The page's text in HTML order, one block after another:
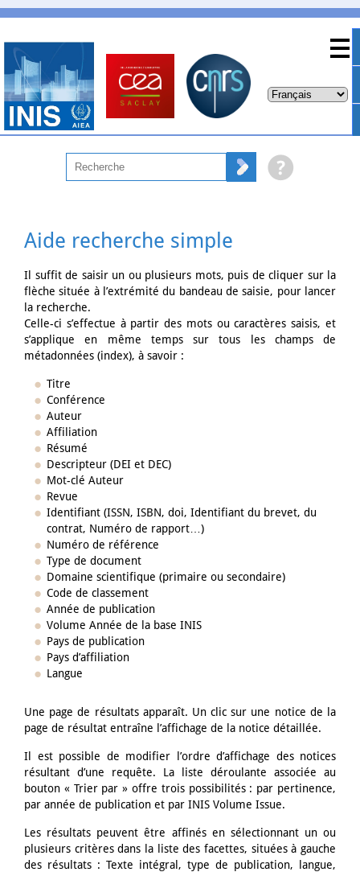
Aide recherche simple
Il suffit de saisir un ou plusieurs mots, puis de cliquer sur la
flèche située à l’extrémité du bandeau de saisie, pour lancer
la recherche.
Celle-ci s’effectue à partir des mots ou caractères saisis, et
s’applique en même temps sur tous les champs de
métadonnées (index), à savoir :
Titre
Conférence
Auteur
Affiliation
Résumé
Descripteur (DEI et DEC)
Mot-clé Auteur
Revue
Identifiant (ISSN, ISBN, doi, Identifiant du brevet, du
contrat, Numéro de rapport…)
Numéro de référence
Type de document
Domaine scientifique (primaire ou secondaire)
Code de classement
Année de publication
Volume Année de la base INIS
Pays de publication
Pays d’affiliation
Langue
Une page de résultats apparaît. Un clic sur une notice de la
page de résultat entraîne l’affichage de la notice détaillée.
Il est possible de modifier l’ordre d’affichage des notices
résultant d’une requête. La liste déroulante associée au
bouton « Trier par » offre trois possibilités : par pertinence,
par année de publication et par INIS Volume Issue.
Les résultats peuvent être affinés en sélectionnant un ou
plusieurs critères dans la liste des facettes, situées à gauche
des résultats : Texte intégral, type de publication, langue,